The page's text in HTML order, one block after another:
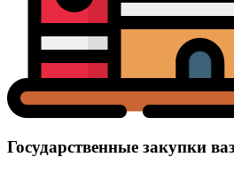
Государственные закупки